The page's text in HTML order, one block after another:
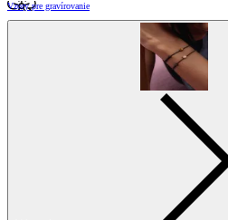
Vzory pre gravírovanie